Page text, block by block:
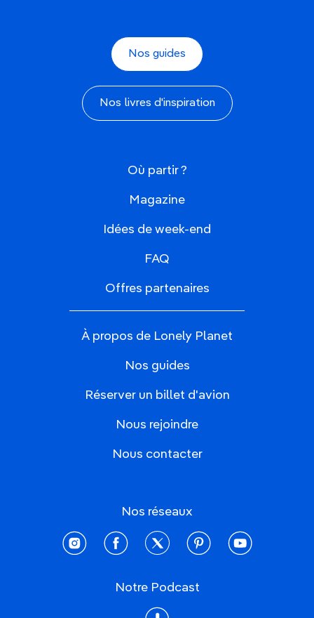
Nos guides
Nos livres d'inspiration
Où partir ?
Magazine
Idées de week-end
FAQ
Offres partenaires
À propos de Lonely Planet
Nos guides
Réserver un billet d'avion
Nous rejoindre
Nous contacter
Nos réseaux
instagramfacebooktwitter pinterestyoutube
Notre Podcast
Podcast